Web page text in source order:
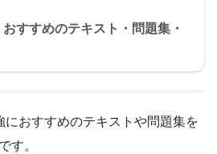
おすすめのテキスト・問題集・
におすすめのテキストや問題集を
す。